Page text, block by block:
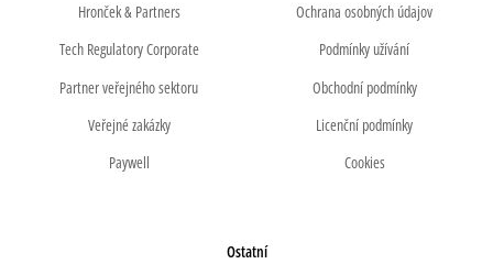
Hronček & Partners
Tech Regulatory Corporate
Partner veřejného sektoru
Veřejné zakázky
Paywell
Ochrana osobných údajov
Podmínky užívání
Obchodní podmínky
Licenční podmínky
Cookies
Ostatní